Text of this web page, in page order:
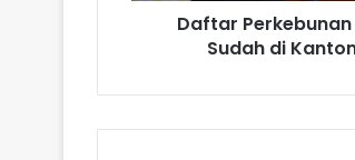
Daftar Perkebunan
Sudah di